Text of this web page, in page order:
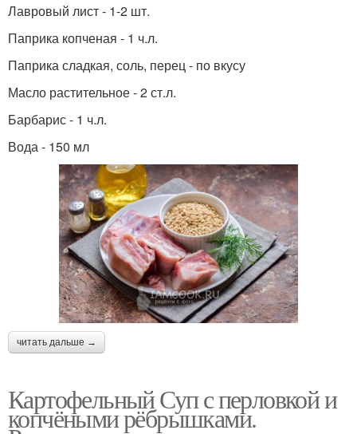
Лавровый лист - 1-2 шт.
Паприка копченая - 1 ч.л.
Паприка сладкая, соль, перец - по вкусу
Масло растительное - 2 ст.л.
Барбарис - 1 ч.л.
Вода - 150 мл
читать дальше →
Картофельный Суп с перловкой и
копчёными рёбрышками.